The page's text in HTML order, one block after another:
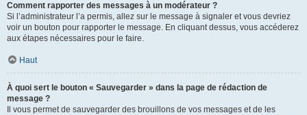
Comment rapporter des messages à un modérateur ?
Si l’administrateur l’a permis, allez sur le message à signaler et vous devriez
voir un bouton pour rapporter le message. En cliquant dessus, vous accéderez
aux étapes nécessaires pour le faire.
Haut
À quoi sert le bouton « Sauvegarder » dans la page de rédaction de
message ?
Il vous permet de sauvegarder des brouillons de vos messages et de les